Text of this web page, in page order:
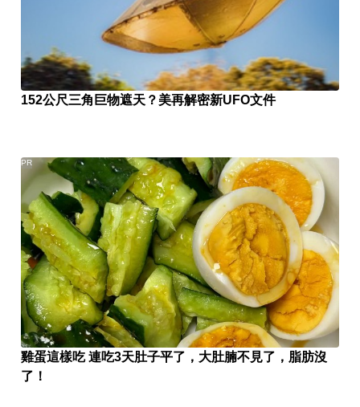
152公尺三角巨物遮天？美再解密新UFO文件
雞蛋這樣吃 連吃3天肚子平了，大肚腩不見了，脂肪沒
了！
PR